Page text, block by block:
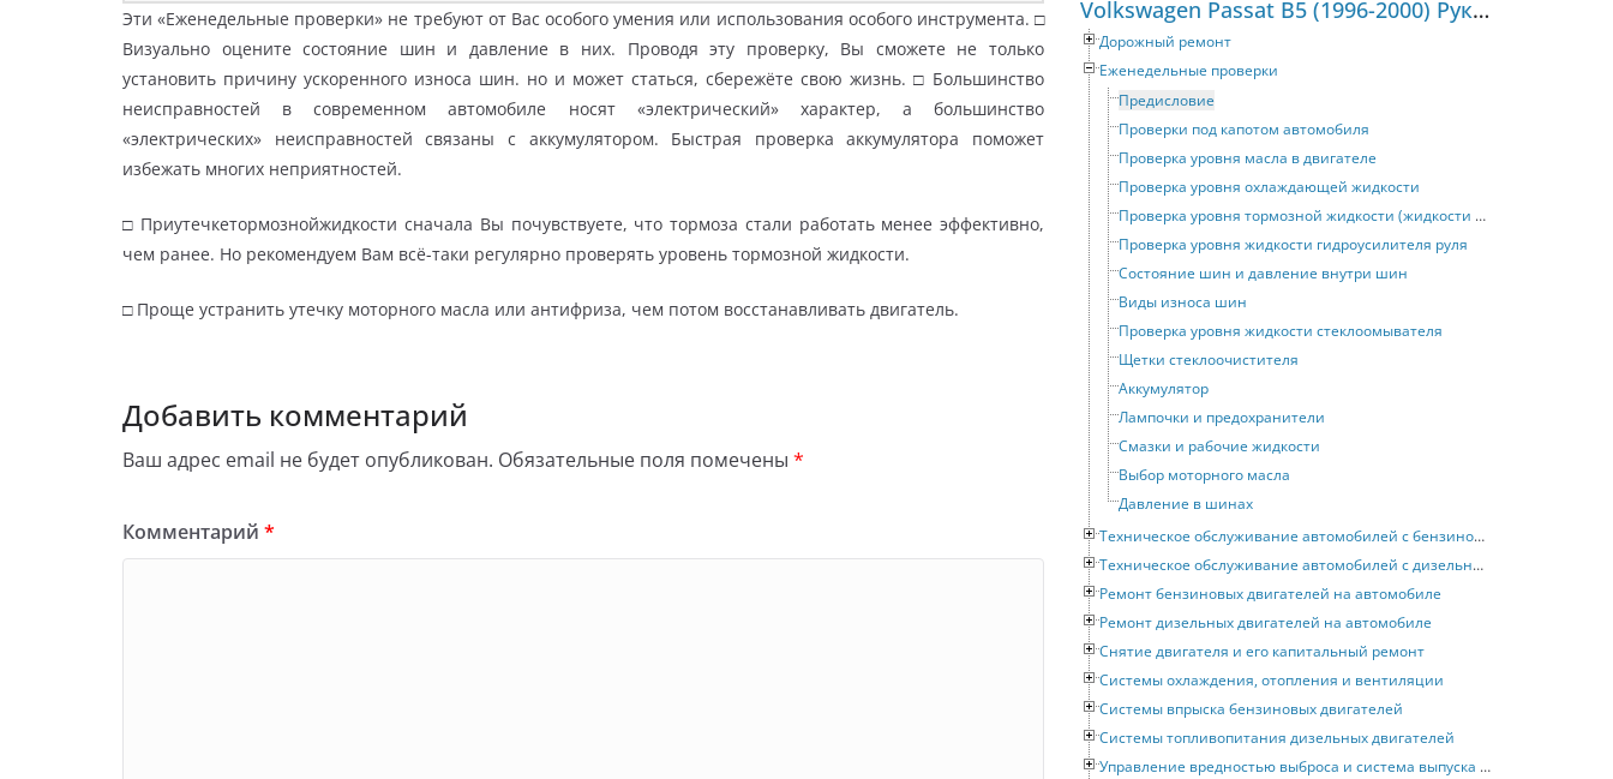
Эти «Еженедельные проверки» не требуют от Вас особого умения или использования особого инструмента. □
Визуально оцените состояние шин и давление в них. Проводя эту проверку, Вы сможете не только
установить причину ускоренного износа шин. но и может статься, сбережёте свою жизнь. □ Большинство
неисправностей в современном автомобиле носят «электрический» характер, а большинство
«электрических» неисправностей связаны с аккумулятором. Быстрая проверка аккумулятора поможет
избежать многих неприятностей.
□ Приутечкетормознойжидкости сначала Вы почувствуете, что тормоза стали работать менее эффективно,
чем ранее. Но рекомендуем Вам всё-таки регулярно проверять уровень тормозной жидкости.
□ Проще устранить утечку моторного масла или антифриза, чем потом восстанавливать двигатель.
Добавить комментарий
Ваш адрес email не будет опубликован. Обязательные поля помечены *
Комментарий *
Volkswagen Passat B5 (1996-2000) Руководство по ремонту и техническому обслуживанию
Дорожный ремонт
Еженедельные проверки
Предисловие
Проверки под капотом автомобиля
Проверка уровня масла в двигателе
Проверка уровня охлаждающей жидкости
Проверка уровня тормозной жидкости (жидкости привода сцепления)
Проверка уровня жидкости гидроусилителя руля
Состояние шин и давление внутри шин
Виды износа шин
Проверка уровня жидкости стеклоомывателя
Щетки стеклоочистителя
Аккумулятор
Лампочки и предохранители
Смазки и рабочие жидкости
Выбор моторного масла
Давление в шинах
Техническое обслуживание автомобилей с бензиновыми двигателями
Техническое обслуживание автомобилей с дизельными двигателями
Ремонт бензиновых двигателей на автомобиле
Ремонт дизельных двигателей на автомобиле
Снятие двигателя и его капитальный ремонт
Системы охлаждения, отопления и вентиляции
Системы впрыска бензиновых двигателей
Системы топливопитания дизельных двигателей
Управление вредностью выброса и система выпуска отработавших газов